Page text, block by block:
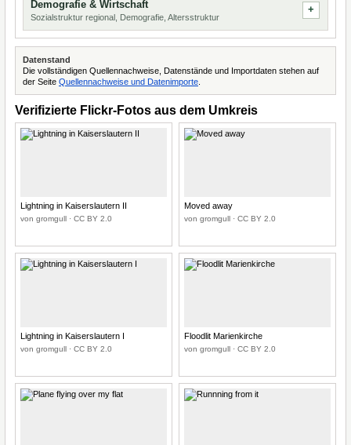
Demografie & Wirtschaft
Sozialstruktur regional, Demografie, Altersstruktur
Datenstand
Die vollständigen Quellennachweise, Datenstände und Importdaten stehen auf
der Seite Quellennachweise und Datenimporte
Verifizierte Flickr-Fotos aus dem Umkreis
Lightning in Kaiserslautern II
von gromgull · CC BY 2.0
Moved away
von gromgull · CC BY 2.0
Lightning in Kaiserslautern I
von gromgull · CC BY 2.0
Floodlit Marienkirche
von gromgull · CC BY 2.0